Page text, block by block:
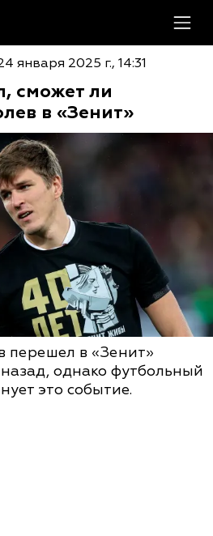
января 2025 г., 14:31
сможет ли
в «Зенит»
перешел в «Зенит»
однако футбольный
это событие.